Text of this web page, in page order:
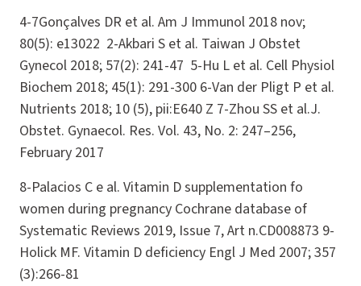
4-7Gonçalves DR et al. Am J Immunol 2018 nov;
80(5): e13022 2-Akbari S et al. Taiwan J Obstet
Gynecol 2018; 57(2): 241-47 5-Hu L et al. Cell Physiol
Biochem 2018; 45(1): 291-300 6-Van der Pligt P et al.
Nutrients 2018; 10 (5), pii:E640 Z 7-Zhou SS et al.J.
Obstet. Gynaecol. Res. Vol. 43, No. 2: 247–256,
February 2017
8-Palacios C e al. Vitamin D supplementation fo
women during pregnancy Cochrane database of
Systematic Reviews 2019, Issue 7, Art n.CD008873 9-
Holick MF. Vitamin D deficiency Engl J Med 2007; 357
(3):266-81